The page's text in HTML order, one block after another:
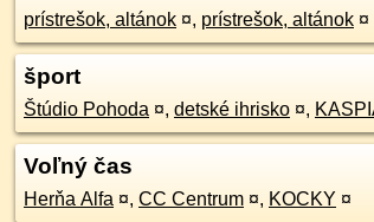
prístrešok, altánok ¤, prístrešok, altánok ¤
šport
Štúdio Pohoda ¤, detské ihrisko ¤,
Voľný čas
Herňa Alfa ¤, CC Centrum ¤, KOCKY ¤